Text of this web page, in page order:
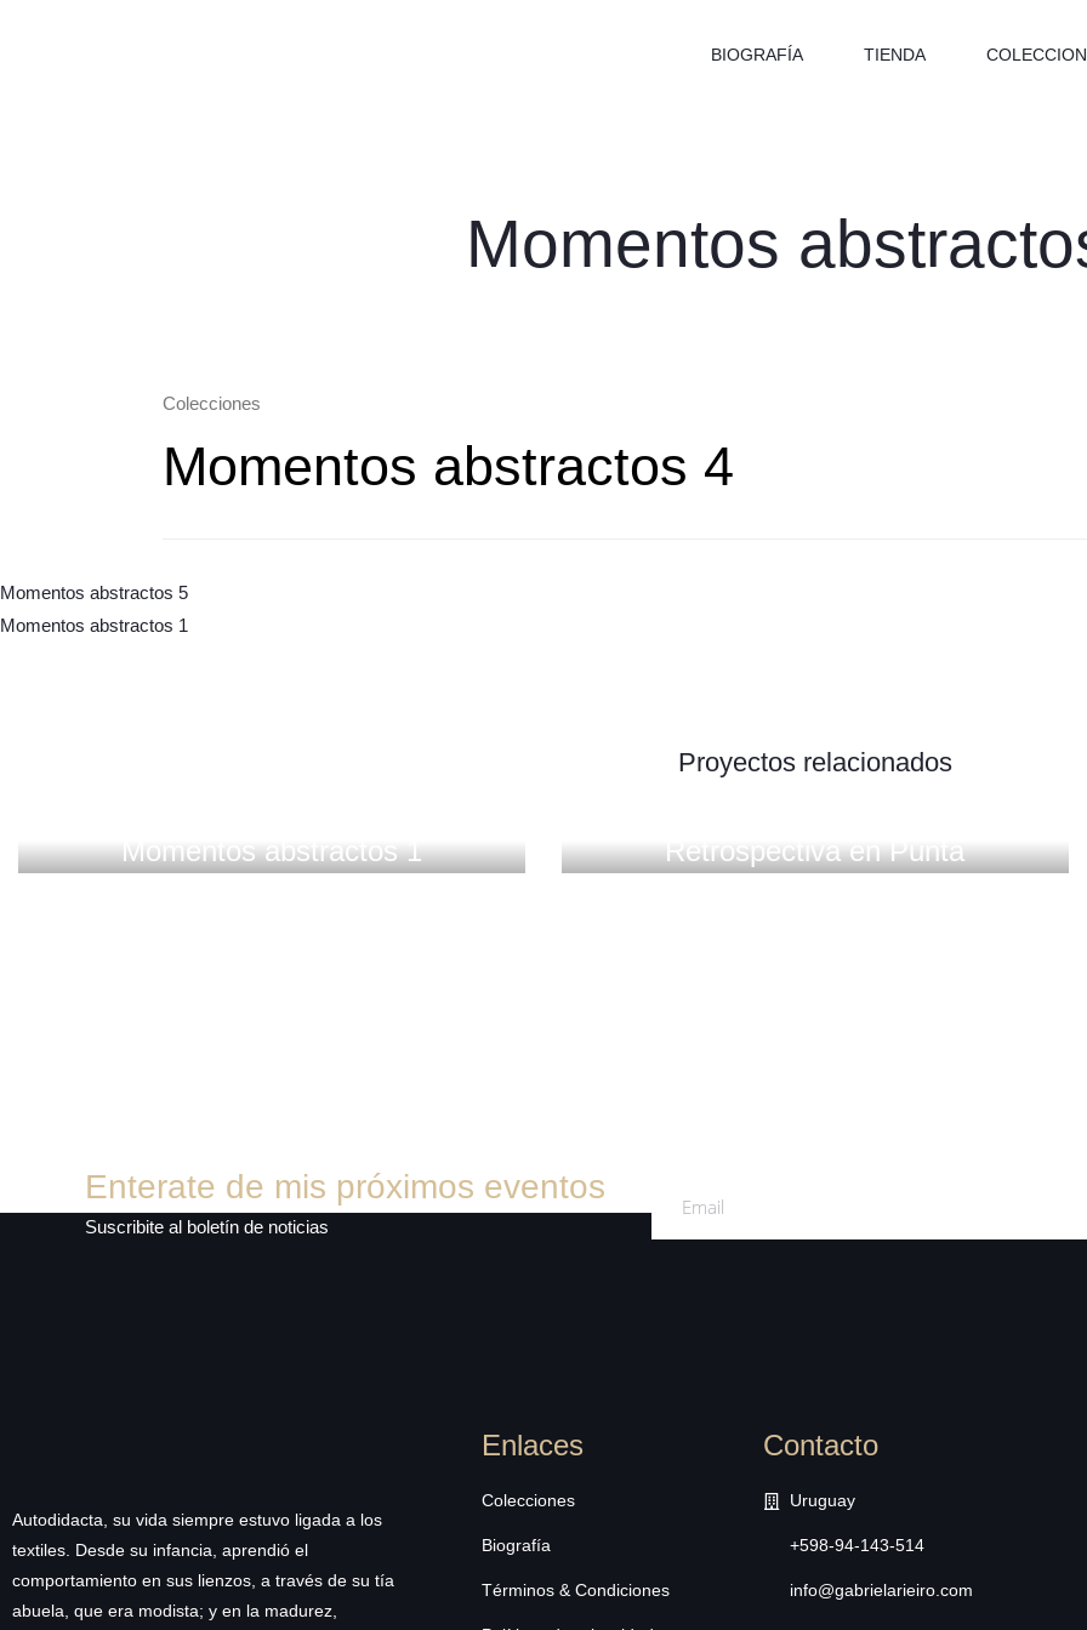
BIOGRAFÍA TIENDA
Momentos
Colecciones
Momentos abstractos 4
Momentos abstractos 5
Momentos abstractos 1
Proyectos relacionados
Momentos abstractos 1 Retrospectiva en Punta
Enterate de mis próximos eventos
Suscribite al boletín de noticias
Autodidacta, su vida siempre estuvo ligada a los
textiles. Desde su infancia, aprendió el
comportamiento en sus lienzos, a través de su tía
abuela, que era modista; y en la madurez,
Enlaces
Colecciones
Biografía
Términos & Condiciones
Contacto
Uruguay
+598-94-143-514
info@gabrielarieiro.com